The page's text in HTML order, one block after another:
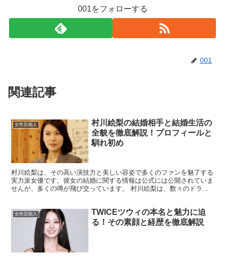
001をフォローする
001
関連記事
女性芸能人
村川絵梨の結婚相手と結婚生活の
全貌を徹底解説！プロフィールと
馴れ初め
村川絵梨は、その高い演技力と美しい容姿で多くのファンを魅了する
実力派女優です。彼女の結婚に関する情報は公式には公開されていま
せんが、多くの噂が飛び交っています。 村川絵梨は、数々のドラマ
女性芸能人
TWICEツウィの本名と魅力に迫
る！その素顔と経歴を徹底解説